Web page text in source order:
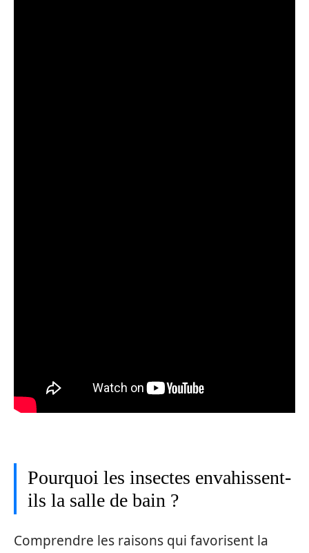
Pourquoi les insectes envahissent-
ils la salle de bain ?
Comprendre les raisons qui favorisent la